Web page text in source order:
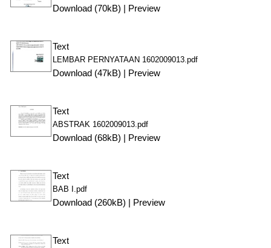
Download (70kB) Preview
Text
LEMBAR PERNYATAAN 1602009013.pdf
Download (47kB) Preview
Text
ABSTRAK 1602009013.pdf
Download (68kB) Preview
Text
BAB I.pdf
Download (260kB) Preview
Text